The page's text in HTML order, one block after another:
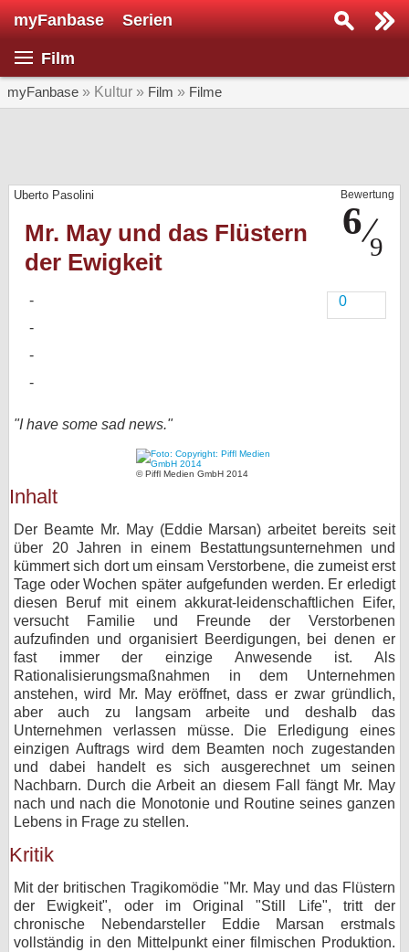
myFanbase Serien
Film
myFanbase » Kultur » Film » Filme
Bewertung
Uberto Pasolini
Mr. May und das Flüstern
der Ewigkeit
0
"I have some sad news."
© Piffl Medien GmbH 2014
Inhalt
Der Beamte Mr. May (Eddie Marsan) arbeitet bereits seit
über 20 Jahren in einem Bestattungsunternehmen und
kümmert sich dort um einsam Verstorbene, die zumeist erst
Tage oder Wochen später aufgefunden werden. Er erledigt
diesen Beruf mit einem akkurat-leidenschaftlichen Eifer,
versucht Familie und Freunde der Verstorbenen
aufzufinden und organisiert Beerdigungen, bei denen er
fast immer der einzige Anwesende ist. Als
Rationalisierungsmaßnahmen in dem Unternehmen
anstehen, wird Mr. May eröffnet, dass er zwar gründlich,
aber auch zu langsam arbeite und deshalb das
Unternehmen verlassen müsse. Die Erledigung eines
einzigen Auftrags wird dem Beamten noch zugestanden
und dabei handelt es sich ausgerechnet um seinen
Nachbarn. Durch die Arbeit an diesem Fall fängt Mr. May
nach und nach die Monotonie und Routine seines ganzen
Lebens in Frage zu stellen.
Kritik
Mit der britischen Tragikomödie "Mr. May und das Flüstern
der Ewigkeit", oder im Original "Still Life", tritt der
chronische Nebendarsteller Eddie Marsan erstmals
vollständig in den Mittelpunkt einer filmischen Produktion.
Serie suchen...
SERIEN
Veranstaltungen
bei Facebook
Kontakt
Nutzungsbedingungen
Datenschutz
Cookie-Einstellungen
Impressum
Desktop-Ansicht
myFanbase